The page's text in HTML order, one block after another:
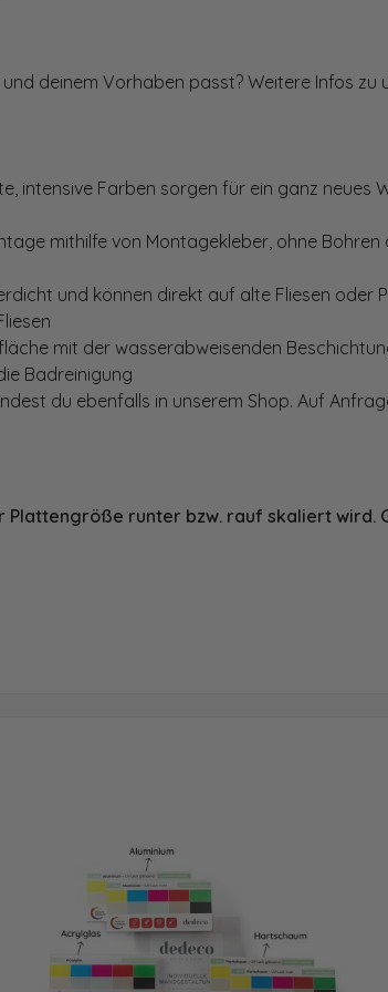
deinem Vorhaben passt? Weitere Infos zu
intensive Farben sorgen für ein ganz neues
mithilfe von Montagekleber, ohne
und können direkt auf alte Fliesen
mit der wasserabweisenden
Badreinigung
du ebenfalls in unserem Shop. Auf
runter bzw. rauf skaliert